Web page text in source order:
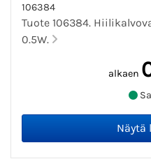
106384
Tuote 106384.
0.5W.
alkaen